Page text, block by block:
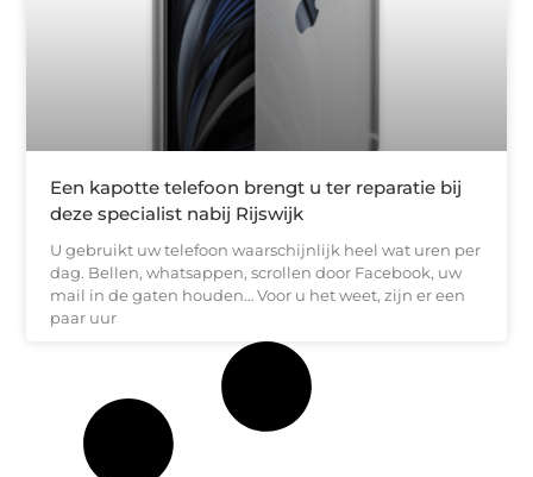
Een kapotte telefoon brengt u ter reparatie bij
deze specialist nabij Rijswijk
U gebruikt uw telefoon waarschijnlijk heel wat uren per
dag. Bellen, whatsappen, scrollen door Facebook, uw
mail in de gaten houden… Voor u het weet, zijn er een
paar uur